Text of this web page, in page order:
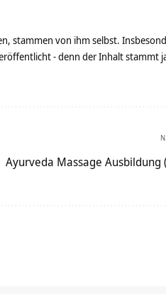
stammen von ihm selbst.
- denn der Inhalt stammt
Ayurveda Massage Ausbildung